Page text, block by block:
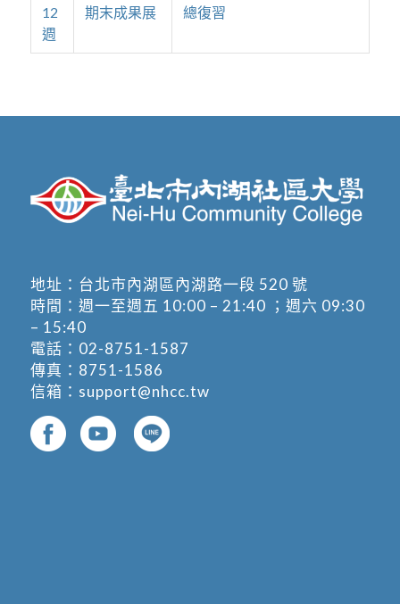
12
週
期末成果展 總復習
地址： 台北市內湖區內湖路一段 520 號
時間：週一至週五 10:00 – 21:40 ；週六 09:30
– 15:40
電話： 02-8751-1587
傳真：8751-1586
信箱： support@nhcc.tw